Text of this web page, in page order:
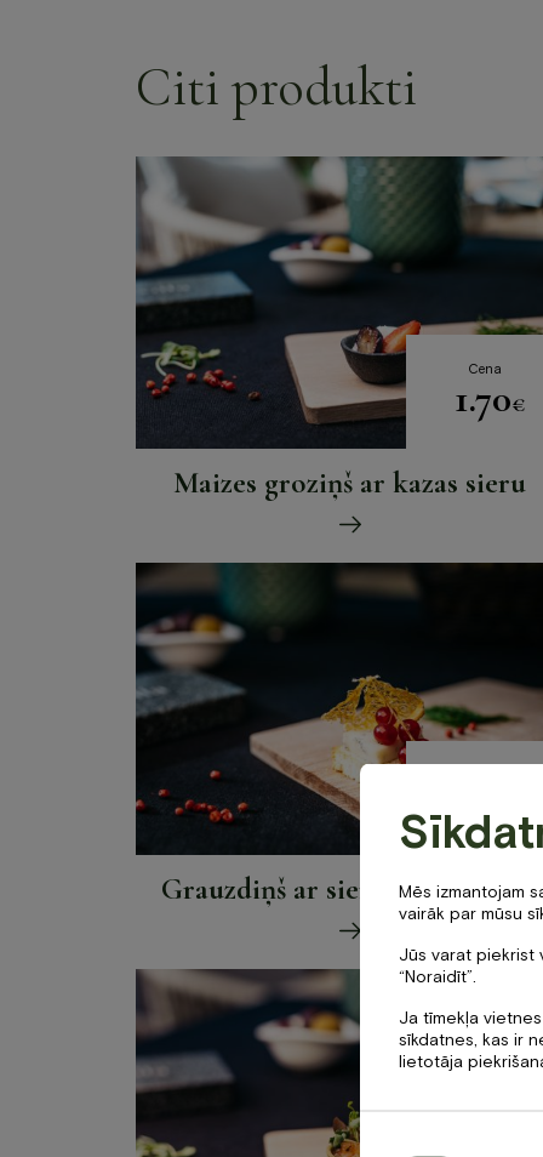
Citi produkti
Cena
1.70€
Maizes groziņš ar kazas sieru
1.90
Grauzdiņš ar sieru Gorgonzola
Mēs izmantojam
vairāk par mūsu
Jūs varat piekrist
“Noraidīt”.
Ja tīmekļa
sīkdatnes, kas ir
lietotāja